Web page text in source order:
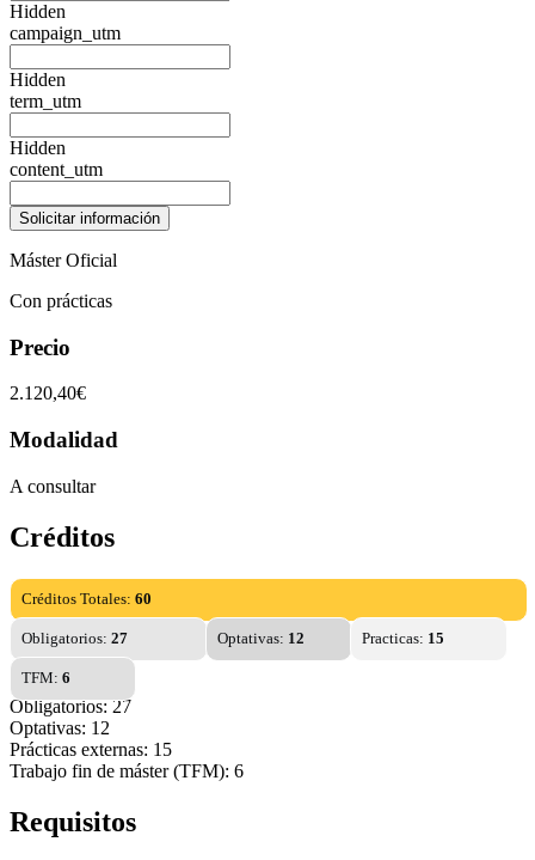
Hidden
campaign_utm
Hidden
term_utm
Hidden
content_utm
Máster Oficial
Con prácticas
Precio
2.120,40€
Modalidad
A consultar
Créditos
Créditos Totales: 60
Obligatorios: 27 Optativas: 12 Practicas: 15
TFM: 6
Obligatorios: 27
Optativas: 12
Prácticas externas: 15
Trabajo fin de máster (TFM): 6
Requisitos